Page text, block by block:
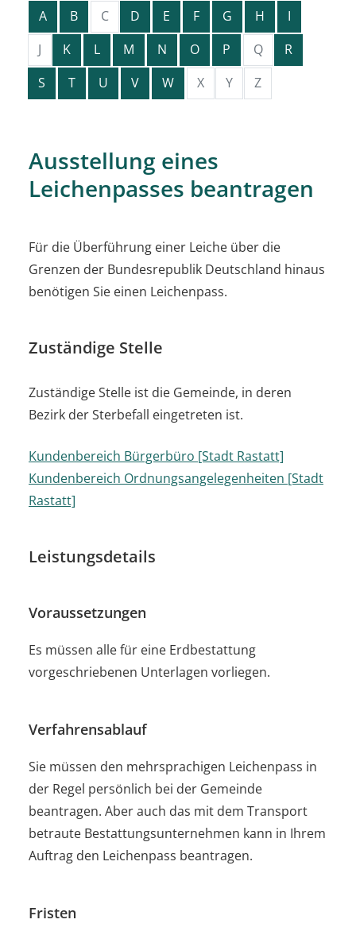
A
B C D E F G H
I
J
K L M N O P Q
R
S
T U V W X Y Z
Ausstellung eines
Leichenpasses beantragen
Für die Überführung einer Leiche über die
Grenzen der Bundesrepublik Deutschland hinaus
benötigen Sie einen Leichenpass.
Zuständige Stelle
Zuständige Stelle ist die Gemeinde, in deren
Bezirk der Sterbefall eingetreten ist.
Kundenbereich Bürgerbüro [Stadt Rastatt]
Kundenbereich Ordnungsangelegenheiten [Stadt
Rastatt]
Leistungsdetails
Voraussetzungen
Es müssen alle für eine Erdbestattung
vorgeschriebenen Unterlagen vorliegen.
Verfahrensablauf
Sie müssen den mehrsprachigen Leichenpass in
der Regel persönlich bei der Gemeinde
beantragen. Aber auch das mit dem Transport
betraute Bestattungsunternehmen kann in Ihrem
Auftrag den Leichenpass beantragen.
Fristen